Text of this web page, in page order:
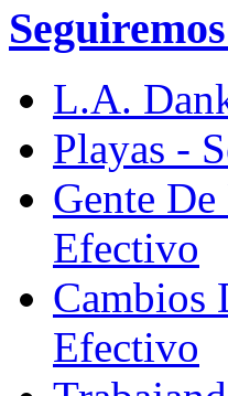
L.A.
Playas -
Gente
Efectivo
Cambios
Efectivo